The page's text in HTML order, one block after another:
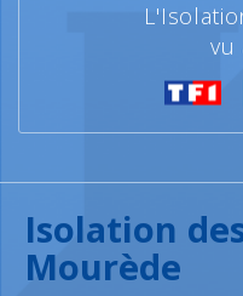
vu
Isolation
Mourède